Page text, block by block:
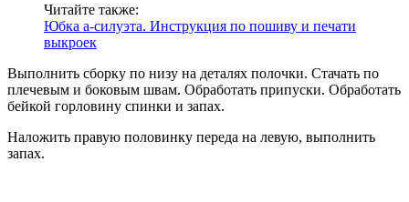
Читайте также:
Юбка а-силуэта. Инструкция по пошиву и печати
выкроек
Выполнить сборку по низу на деталях полочки. Стачать по
плечевым и боковым швам. Обработать припуски. Обработать
бейкой горловину спинки и запах.
Наложить правую половинку переда на левую, выполнить
запах.